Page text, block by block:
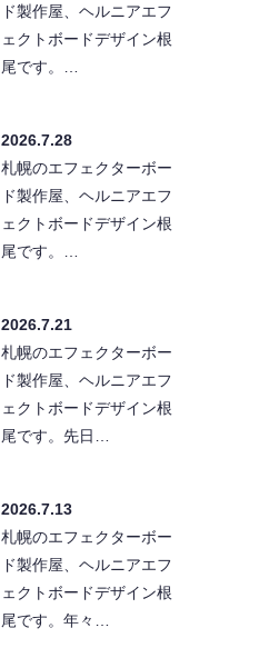
ド製作屋、ヘルニアエフ
ェクトボードデザイン根
尾です。…
2026.7.28
札幌のエフェクターボー
ド製作屋、ヘルニアエフ
ェクトボードデザイン根
尾です。…
2026.7.21
札幌のエフェクターボー
ド製作屋、ヘルニアエフ
ェクトボードデザイン根
尾です。先日…
2026.7.13
札幌のエフェクターボー
ド製作屋、ヘルニアエフ
ェクトボードデザイン根
尾です。年々…